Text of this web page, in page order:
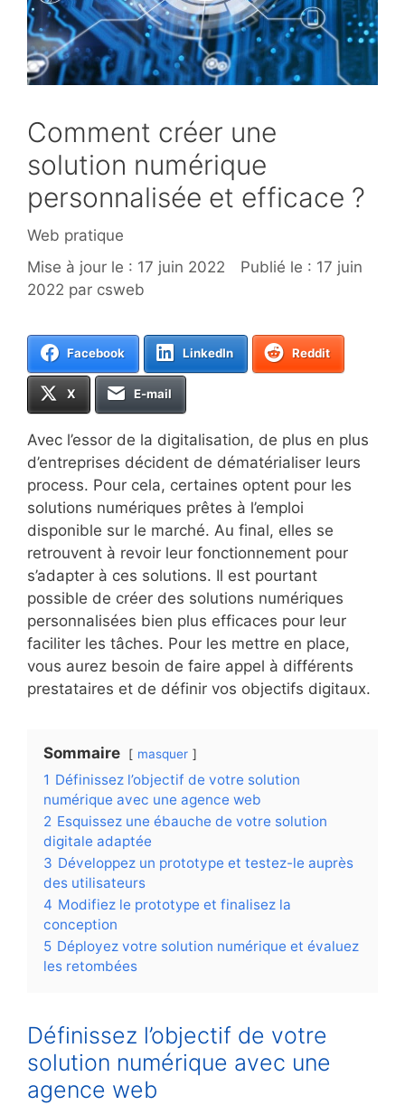
Comment créer une
solution numérique
personnalisée et efficace ?
Catégories
Web pratique
17 juin 2022
17 juin
2022 par csweb
Facebook LinkedIn Reddit
X E-mail
Avec l’essor de la digitalisation, de plus en plus
d’entreprises décident de dématérialiser leurs
process. Pour cela, certaines optent pour les
solutions numériques prêtes à l’emploi
disponible sur le marché. Au final, elles se
retrouvent à revoir leur fonctionnement pour
s’adapter à ces solutions. Il est pourtant
possible de créer des solutions numériques
personnalisées bien plus efficaces pour leur
faciliter les tâches. Pour les mettre en place,
vous aurez besoin de faire appel à différents
prestataires et de définir vos objectifs digitaux.
Sommaire masquer
1 Définissez l’objectif de votre solution
numérique avec une agence web
2 Esquissez une ébauche de votre solution
digitale adaptée
3 Développez un prototype et testez-le auprès
des utilisateurs
4 Modifiez le prototype et finalisez la
conception
5 Déployez votre solution numérique et évaluez
les retombées
Définissez l’objectif de votre
solution numérique avec une
agence web